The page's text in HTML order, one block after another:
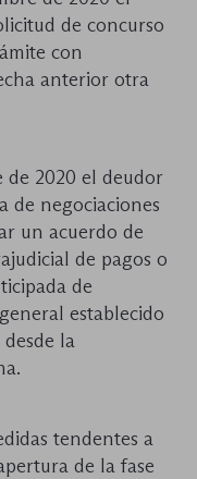
de concurso
con
anterior otra
de 2020 el deudor
de negociaciones
un acuerdo de
de pagos o
de
establecido
la
tendentes a
de la fase